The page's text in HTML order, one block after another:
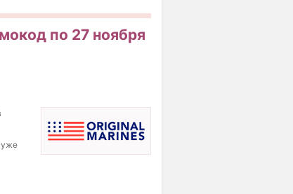
по 27 ноября
уже